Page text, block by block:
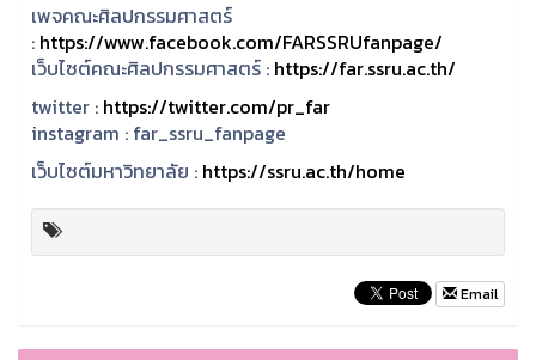
เพจคณะศิลปกรรมศาสตร์
: https://www.facebook.com/FARSSRUfanpage/
เว็บไซต์คณะศิลปกรรมศาสตร์ : https://far.ssru.ac.th/
twitter : https://twitter.com/pr_far
instagram : far_ssru_fanpage
เว็บไซต์มหาวิทยาลัย : https://ssru.ac.th/home
Email